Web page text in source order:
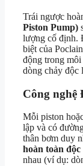
Trái ngược
Piston Pump)
lượng cố định.
biệt của
động trong
dòng chảy độc
Công nghệ
Mỗi piston
lập và có
thân bơm duy
hoàn toàn độc
nhau (ví dụ: